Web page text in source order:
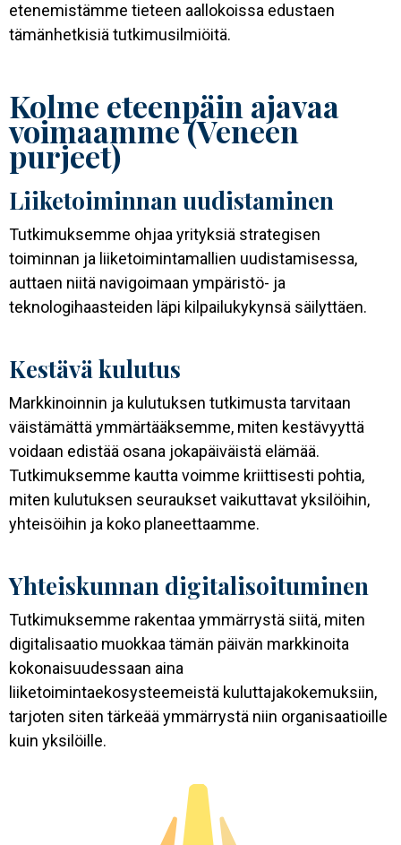
etenemistämme tieteen aallokoissa edustaen
tämänhetkisiä tutkimusilmiöitä.
Kolme eteenpäin ajavaa
voimaamme (Veneen
purjeet)
Liiketoiminnan uudistaminen
Tutkimuksemme ohjaa yrityksiä strategisen
toiminnan ja liiketoimintamallien uudistamisessa,
auttaen niitä navigoimaan ympäristö- ja
teknologihaasteiden läpi kilpailukykynsä säilyttäen.
Kestävä kulutus
Markkinoinnin ja kulutuksen tutkimusta tarvitaan
väistämättä ymmärtääksemme, miten kestävyyttä
voidaan edistää osana jokapäiväistä elämää.
Tutkimuksemme kautta voimme kriittisesti pohtia,
miten kulutuksen seuraukset vaikuttavat yksilöihin,
yhteisöihin ja koko planeettaamme.
Yhteiskunnan digitalisoituminen
Tutkimuksemme rakentaa ymmärrystä siitä, miten
digitalisaatio muokkaa tämän päivän markkinoita
kokonaisuudessaan aina
liiketoimintaekosysteemeistä kuluttajakokemuksiin,
tarjoten siten tärkeää ymmärrystä niin organisaatioille
kuin yksilöille.